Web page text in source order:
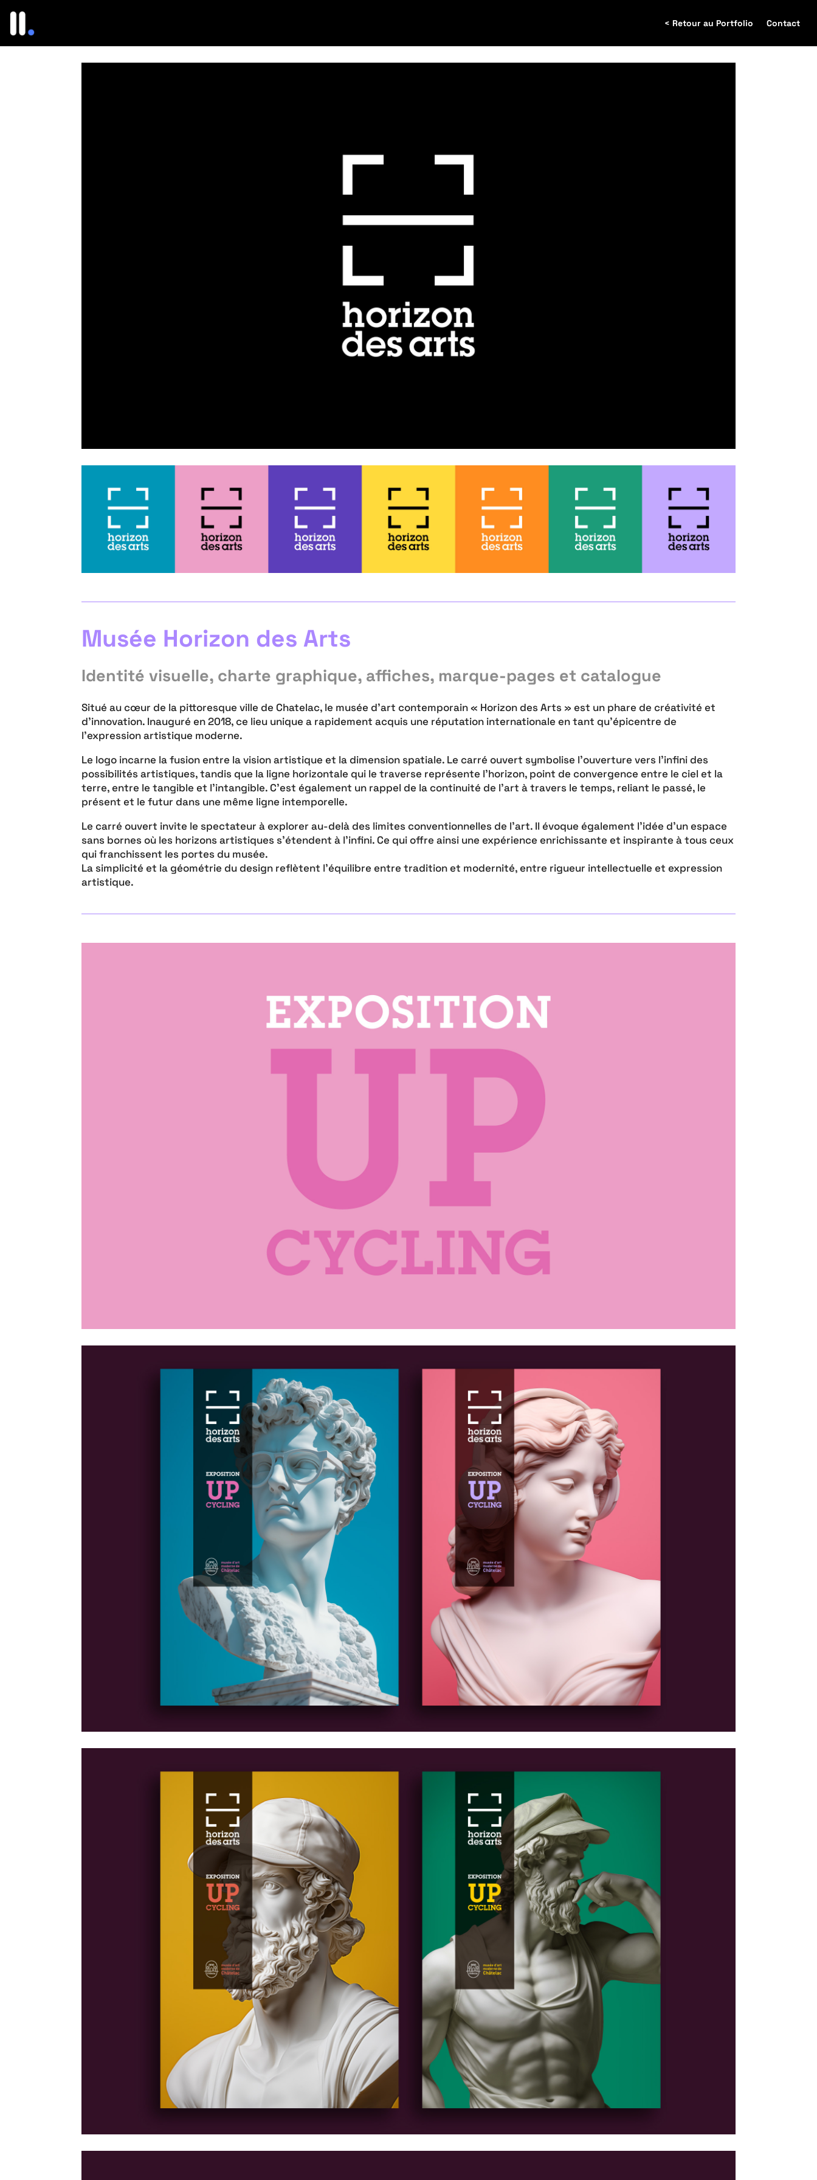
< Retour au Portfolio Contact
Musée Horizon des Arts
Identité visuelle, charte graphique, affiches, marque-pages et catalogue
Situé au cœur de la pittoresque ville de Chatelac, le musée d’art contemporain « Horizon des Arts » est un phare de créativité et
d’innovation. Inauguré en 2018, ce lieu unique a rapidement acquis une réputation internationale en tant qu’épicentre de
l’expression artistique moderne.
Le logo incarne la fusion entre la vision artistique et la dimension spatiale. Le carré ouvert symbolise l’ouverture vers l’infini des
possibilités artistiques, tandis que la ligne horizontale qui le traverse représente l’horizon, point de convergence entre le ciel et la
terre, entre le tangible et l’intangible. C’est également un rappel de la continuité de l’art à travers le temps, reliant le passé, le
présent et le futur dans une même ligne intemporelle.
Le carré ouvert invite le spectateur à explorer au-delà des limites conventionnelles de l’art. Il évoque également l’idée d’un espace
sans bornes où les horizons artistiques s’étendent à l’infini. Ce qui offre ainsi une expérience enrichissante et inspirante à tous ceux
qui franchissent les portes du musée.
La simplicité et la géométrie du design reflètent l’équilibre entre tradition et modernité, entre rigueur intellectuelle et expression
artistique.